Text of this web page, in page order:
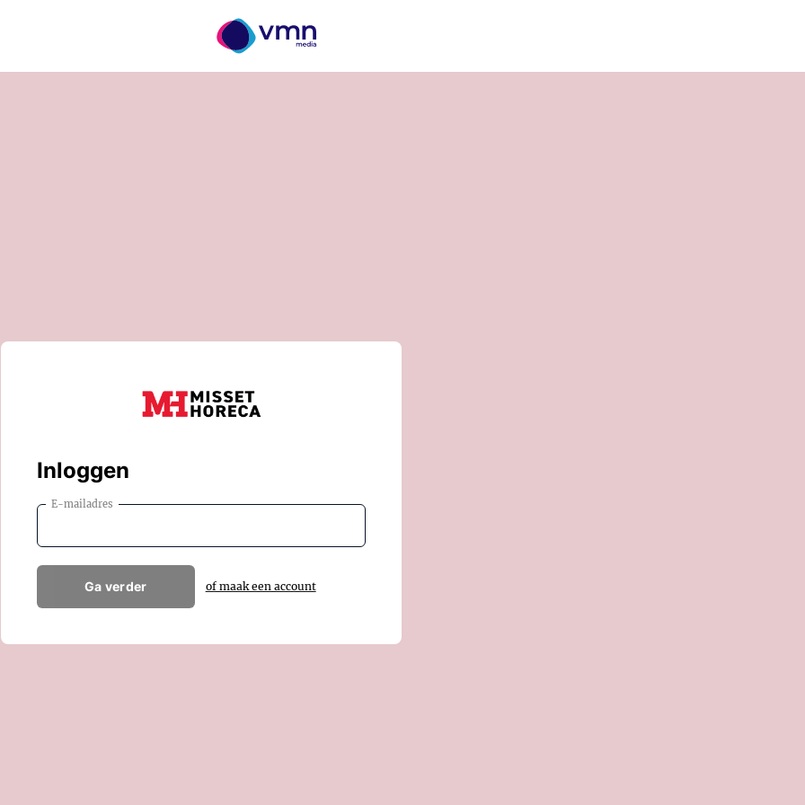
Inloggen
E-mailadres
Ga verder of maak een account